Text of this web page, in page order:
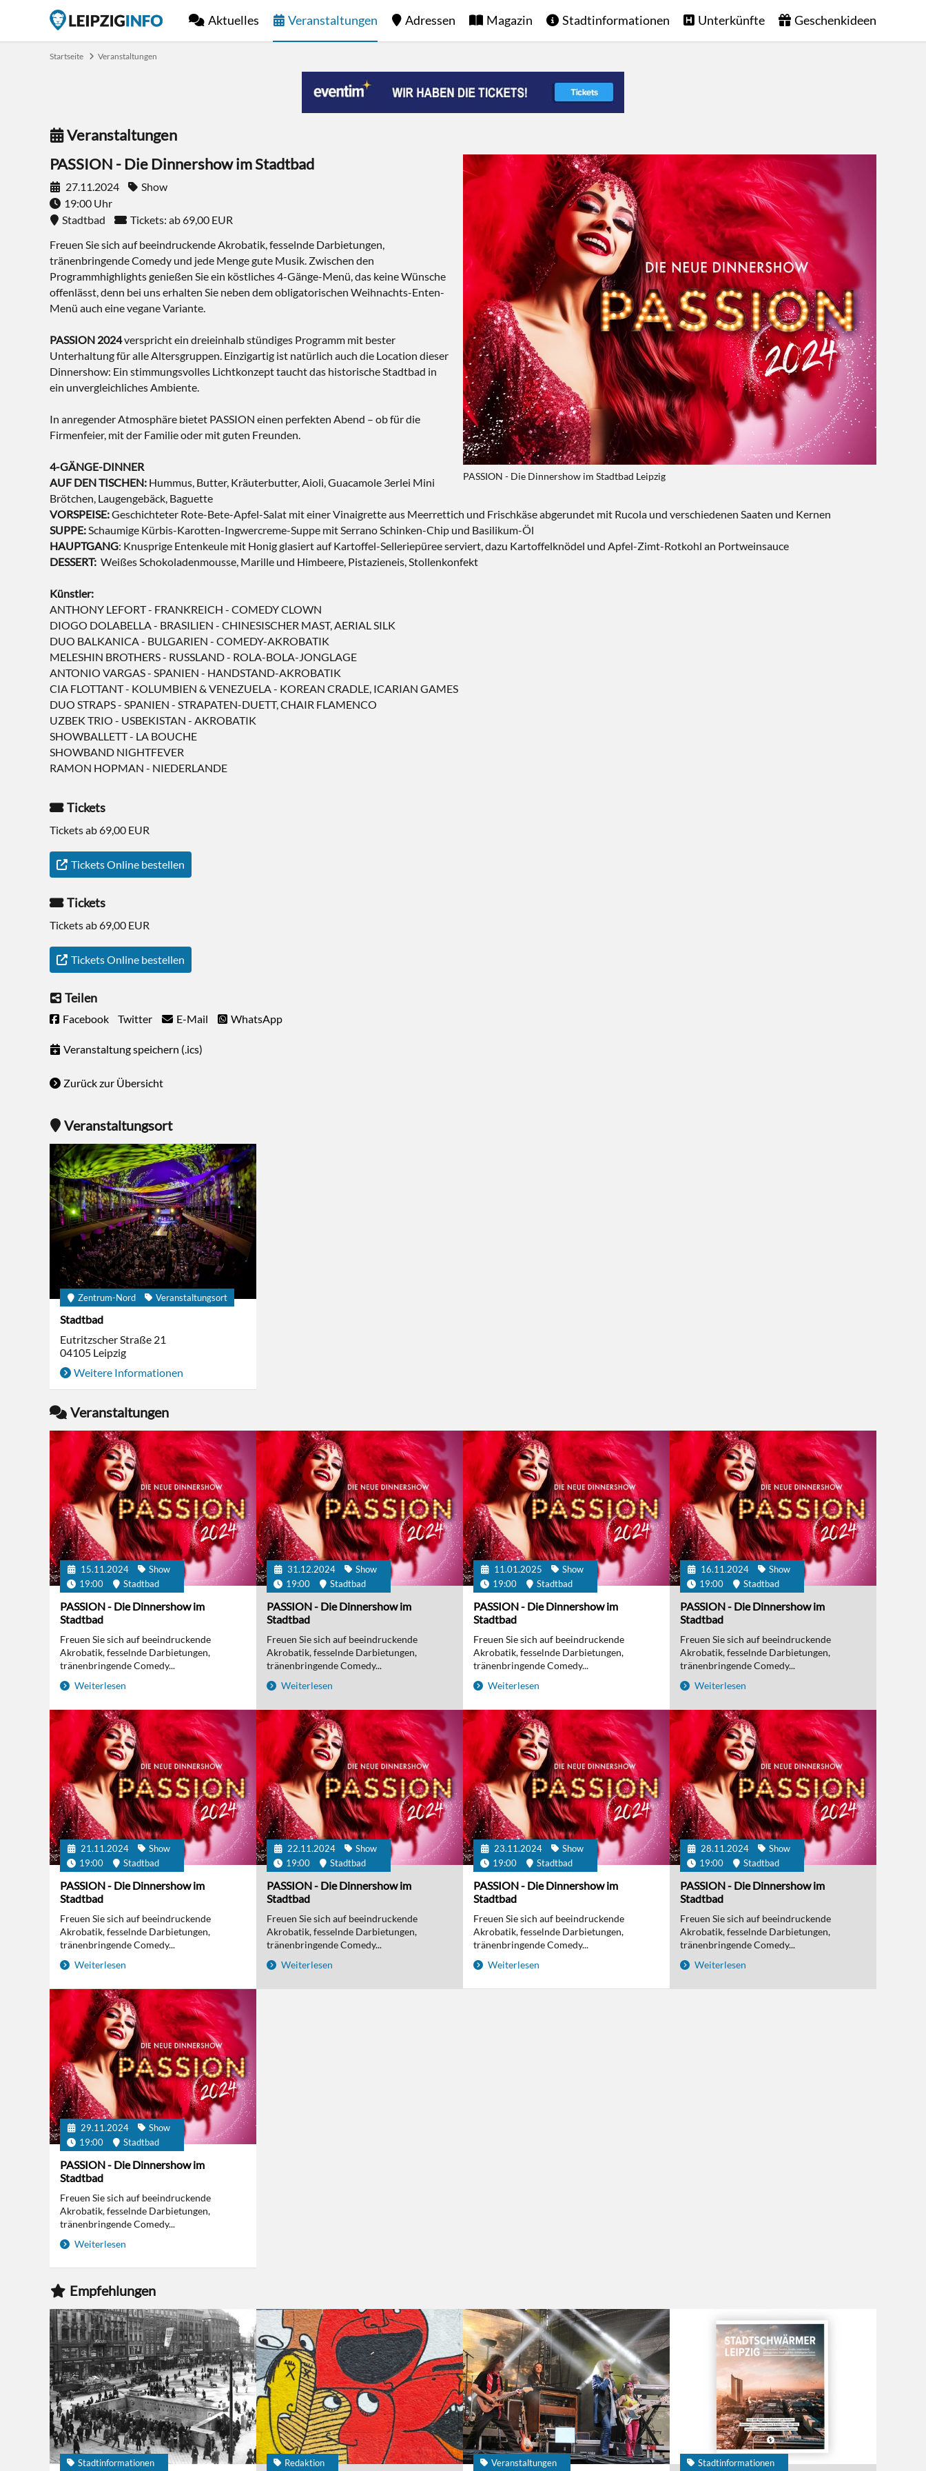
Aktuelles Veranstaltungen Adressen Magazin Stadtinformationen Unterkünfte Geschenkideen
Startseite Veranstaltungen
Veranstaltungen
PASSION - Die Dinnershow im Stadtbad Leipzig
PASSION - Die Dinnershow im Stadtbad
27.11.2024
Show
19:00 Uhr
Stadtbad
Tickets: ab 69,00 EUR
Freuen Sie sich auf beeindruckende Akrobatik, fesselnde Darbietungen,
tränenbringende Comedy und jede Menge gute Musik. Zwischen den
Programmhighlights genießen Sie ein köstliches 4-Gänge-Menü, das keine Wünsche
offenlässt, denn bei uns erhalten Sie neben dem obligatorischen Weihnachts-Enten-
Menü auch eine vegane Variante.
PASSION 2024verspricht ein dreieinhalb stündiges Programm mit bester
Unterhaltung für alle Altersgruppen. Einzigartig ist natürlich auch die Location dieser
Dinnershow: Ein stimmungsvolles Lichtkonzept taucht das historische Stadtbad in
ein unvergleichliches Ambiente.
In anregender Atmosphäre bietet PASSION einen perfekten Abend – ob für die
Firmenfeier, mit der Familie oder mit guten Freunden.
4-GÄNGE-DINNER
AUF DEN TISCHEN: Hummus, Butter, Kräuterbutter, Aioli, Guacamole 3erlei Mini
Brötchen, Laugengebäck, Baguette
VORSPEISE:Geschichteter Rote-Bete-Apfel-Salat mit einer Vinaigrette aus Meerrettich und Frischkäse abgerundet mit Rucola und verschiedenen Saaten und Kernen
SUPPE:Schaumige Kürbis-Karotten-Ingwercreme-Suppe mit Serrano Schinken-Chip und Basilikum-Öl
HAUPTGANG: Knusprige Entenkeule mit Honig glasiert auf Kartoffel-Selleriepüree serviert, dazu Kartoffelknödel und Apfel-Zimt-Rotkohl an Portweinsauce
DESSERT: Weißes Schokoladenmousse, Marille und Himbeere, Pistazieneis, Stollenkonfekt
Künstler:
ANTHONY LEFORT - FRANKREICH - COMEDY CLOWN
DIOGO DOLABELLA - BRASILIEN - CHINESISCHER MAST, AERIAL SILK
DUO BALKANICA - BULGARIEN - COMEDY-AKROBATIK
MELESHIN BROTHERS - RUSSLAND - ROLA-BOLA-JONGLAGE
ANTONIO VARGAS - SPANIEN - HANDSTAND-AKROBATIK
CIA FLOTTANT - KOLUMBIEN & VENEZUELA - KOREAN CRADLE, ICARIAN GAMES
DUO STRAPS - SPANIEN - STRAPATEN-DUETT, CHAIR FLAMENCO
UZBEK TRIO - USBEKISTAN - AKROBATIK
SHOWBALLETT - LA BOUCHE
SHOWBAND NIGHTFEVER
RAMON HOPMAN - NIEDERLANDE
Tickets
Tickets ab 69,00 EUR
Tickets Online bestellen
Tickets
Tickets ab 69,00 EUR
Tickets Online bestellen
Teilen
Facebook Twitter E-Mail WhatsApp
Veranstaltung speichern (.ics)
Zurück zur Übersicht
Veranstaltungsort
Zentrum-Nord Veranstaltungsort
Stadtbad
Eutritzscher Straße 21
04105 Leipzig
Weitere Informationen
Veranstaltungen
15.11.2024
Show
19:00
Stadtbad
PASSION - Die Dinnershow im
Stadtbad
Freuen Sie sich auf beeindruckende
Akrobatik, fesselnde Darbietungen,
tränenbringende Comedy...
Weiterlesen
31.12.2024
Show
19:00
Stadtbad
PASSION - Die Dinnershow im
Stadtbad
Freuen Sie sich auf beeindruckende
Akrobatik, fesselnde Darbietungen,
tränenbringende Comedy...
Weiterlesen
11.01.2025
Show
19:00
Stadtbad
PASSION - Die Dinnershow im
Stadtbad
Freuen Sie sich auf beeindruckende
Akrobatik, fesselnde Darbietungen,
tränenbringende Comedy...
Weiterlesen
16.11.2024
Show
19:00
Stadtbad
PASSION - Die Dinnershow im
Stadtbad
Freuen Sie sich auf beeindruckende
Akrobatik, fesselnde Darbietungen,
tränenbringende Comedy...
Weiterlesen
21.11.2024
Show
19:00
Stadtbad
PASSION - Die Dinnershow im
Stadtbad
Freuen Sie sich auf beeindruckende
Akrobatik, fesselnde Darbietungen,
tränenbringende Comedy...
Weiterlesen
22.11.2024
Show
19:00
Stadtbad
PASSION - Die Dinnershow im
Stadtbad
Freuen Sie sich auf beeindruckende
Akrobatik, fesselnde Darbietungen,
tränenbringende Comedy...
Weiterlesen
23.11.2024
Show
19:00
Stadtbad
PASSION - Die Dinnershow im
Stadtbad
Freuen Sie sich auf beeindruckende
Akrobatik, fesselnde Darbietungen,
tränenbringende Comedy...
Weiterlesen
28.11.2024
Show
19:00
Stadtbad
PASSION - Die Dinnershow im
Stadtbad
Freuen Sie sich auf beeindruckende
Akrobatik, fesselnde Darbietungen,
tränenbringende Comedy...
Weiterlesen
29.11.2024
Show
19:00
Stadtbad
PASSION - Die Dinnershow im
Stadtbad
Freuen Sie sich auf beeindruckende
Akrobatik, fesselnde Darbietungen,
tränenbringende Comedy...
Weiterlesen
Empfehlungen
Stadtinformationen Redaktion Veranstaltungen Stadtinformationen